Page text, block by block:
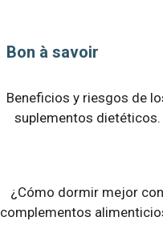
Bon à savoir
Beneficios y riesgos de
suplementos dietéticos.
¿Cómo dormir mejor con
complementos